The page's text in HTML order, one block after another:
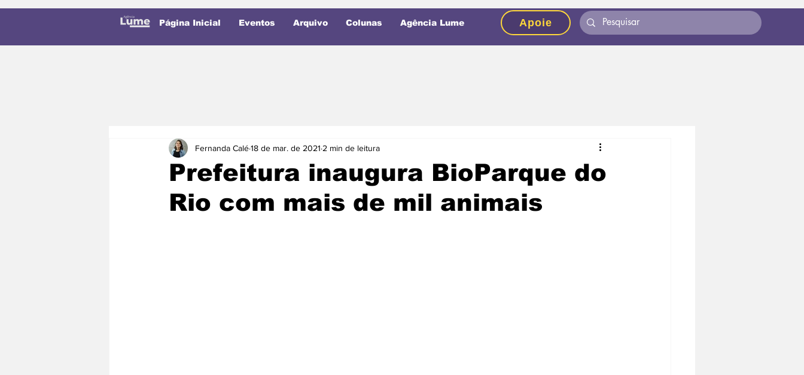
Página Inicial Eventos Arquivo Colunas Agência Lume Apoie
Prefeitura inaugura BioParque do
Rio com mais de mil animais
Fernanda Calé18 de mar. de 2021 2 min de leitura